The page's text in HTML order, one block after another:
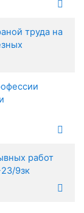
труда на
работ
9зк